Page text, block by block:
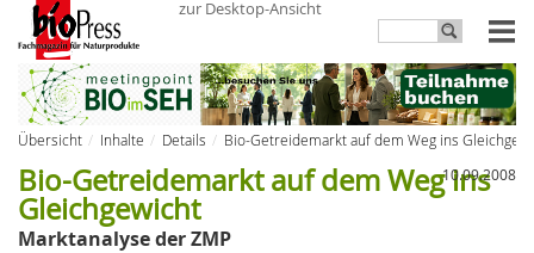
zur Desktop-Ansicht
Übersicht Inhalte Details
Bio-Getreidemarkt auf dem Weg ins
10.09.2008
Bio-Getreidemarkt auf dem Weg ins
Gleichgewicht
Marktanalyse der ZMP